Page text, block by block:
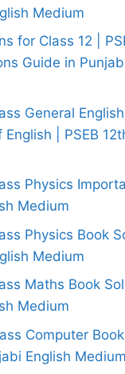
Medium
for Class 12 |
Guide in
General
| PSEB
Physics
Medium
Physics Book
Medium
Maths Book
Medium
Computer
English Medium